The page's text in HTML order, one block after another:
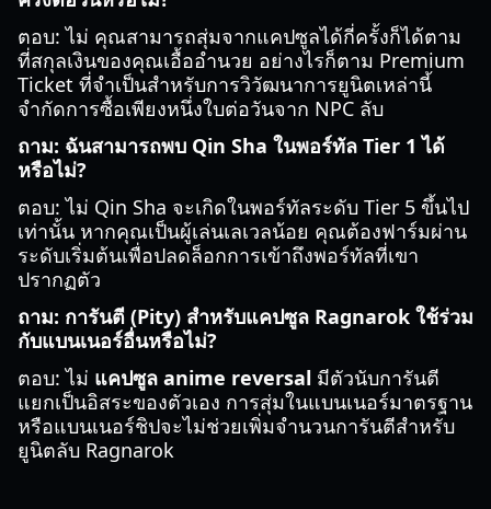
ตอบ: ไม่ คุณสามารถสุ่มจากแคปซูลได้กี่ครั้งก็ได้ตาม
ที่สกุลเงินของคุณเอื้ออำนวย อย่างไรก็ตาม Premium
Ticket ที่จำเป็นสำหรับการวิวัฒนาการยูนิตเหล่านี้
จำกัดการซื้อเพียงหนึ่งใบต่อวันจาก NPC ลับ
ถาม: ฉันสามารถพบ Qin Sha ในพอร์ทัล Tier 1 ได้
หรือไม่?
ตอบ: ไม่ Qin Sha จะเกิดในพอร์ทัลระดับ Tier 5 ขึ้นไป
เท่านั้น หากคุณเป็นผู้เล่นเลเวลน้อย คุณต้องฟาร์มผ่าน
ระดับเริ่มต้นเพื่อปลดล็อกการเข้าถึงพอร์ทัลที่เขา
ปรากฏตัว
ถาม: การันตี (Pity) สำหรับแคปซูล Ragnarok ใช้ร่วม
กับแบนเนอร์อื่นหรือไม่?
ตอบ: ไม่ แคปซูล anime reversal มีตัวนับการันตี
แยกเป็นอิสระของตัวเอง การสุ่มในแบนเนอร์มาตรฐาน
หรือแบนเนอร์ชิปจะไม่ช่วยเพิ่มจำนวนการันตีสำหรับ
ยูนิตลับ Ragnarok